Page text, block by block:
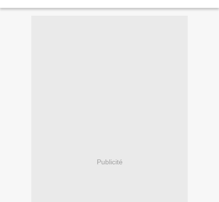
Publicité